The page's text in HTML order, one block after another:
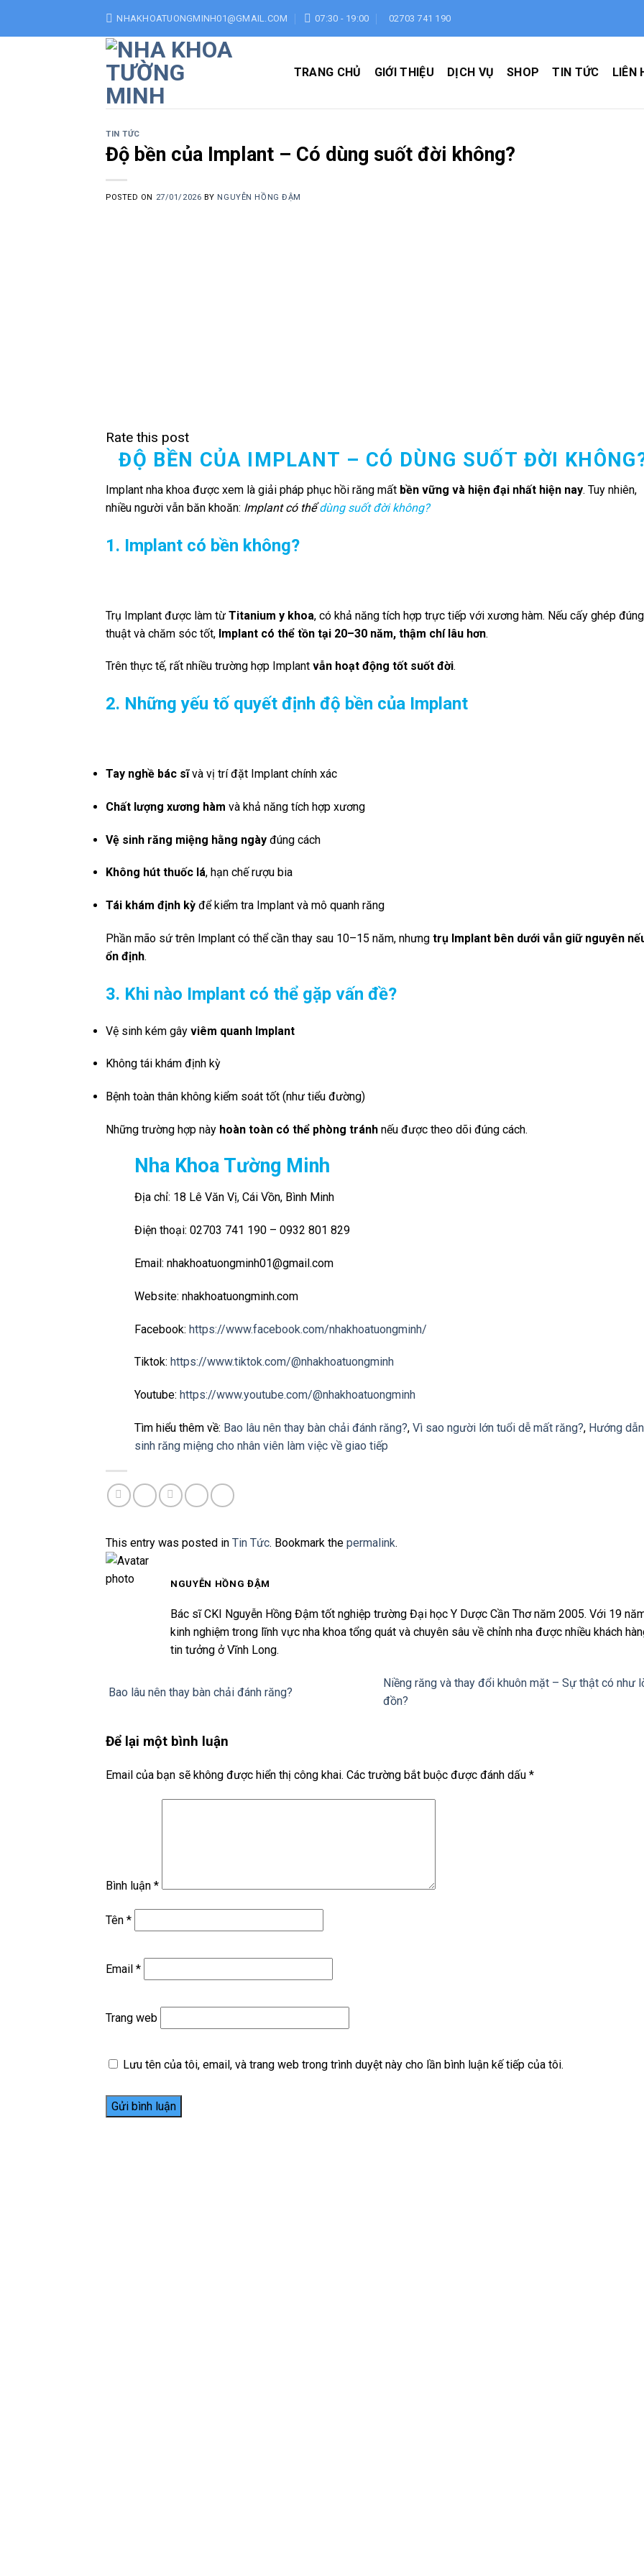
NHAKHOATUONGMINH01@GMAIL.COM 07:30 - 19:00 02703 741 190
TRANG CHỦ GIỚI THIỆU DỊCH VỤ SHOP TIN TỨC LIÊN
TIN TỨC
Độ bền của Implant – Có dùng suốt đời không?
POSTED ON 27/01/2026 BY NGUYỄN HỒNG ĐẬM
Rate this post
ĐỘ BỀN CỦA IMPLANT – CÓ DÙNG SUỐT ĐỜI
Implant nha khoa được xem là giải pháp phục hồi răng mất bền vững và hiện đại nhất hiện nay. Tuy nhiên,
nhiều người vẫn băn khoăn: Implant có thểdùng suốt đời không?
1. Implant có bền không?
Trụ Implant được làm từ Titanium y khoa, có khả năng tích hợp trực tiếp với xương hàm. Nếu cấy ghép
thuật và chăm sóc tốt, Implant có thể tồn tại 20–30 năm, thậm chí lâu hơn.
Trên thực tế, rất nhiều trường hợp Implant vẫn hoạt động tốt suốt đời.
2. Những yếu tố quyết định độ bền của Implant
Tay nghề bác sĩvà vị trí đặt Implant chính xác
Chất lượng xương hàm và khả năng tích hợp xương
Vệ sinh răng miệng hằng ngày đúng cách
Không hút thuốc lá, hạn chế rượu bia
Tái khám định kỳ để kiểm tra Implant và mô quanh răng
Phần mão sứ trên Implant có thể cần thay sau 10–15 năm, nhưng trụ Implant bên dưới vẫn giữ nguyên
ổn định.
3. Khi nào Implant có thể gặp vấn đề?
Vệ sinh kém gây viêm quanh Implant
Không tái khám định kỳ
Bệnh toàn thân không kiểm soát tốt (như tiểu đường)
Những trường hợp này hoàn toàn có thể phòng tránh nếu được theo dõi đúng cách.
Nha Khoa Tường Minh
Địa chỉ: 18 Lê Văn Vị, Cái Vồn, Bình Minh
Điện thoại: 02703 741 190 – 0932 801 829
Email: nhakhoatuongminh01@gmail.com
Website: nhakhoatuongminh.com
Facebook: https://www.facebook.com/nhakhoatuongminh/
Tiktok: https://www.tiktok.com/@nhakhoatuongminh
Youtube: https://www.youtube.com/@nhakhoatuongminh
Tìm hiểu thêm về: Bao lâu nên thay bàn chải đánh răng?, Vì sao người lớn tuổi dễ mất răng?, Hướng
sinh răng miệng cho nhân viên làm việc về giao tiếp
This entry was posted in Tin Tức. Bookmark the permalink.
NGUYỄN HỒNG ĐẬM
Bác sĩ CKI Nguyễn Hồng Đậm tốt nghiệp trường Đại học Y Dược Cần Thơ năm 2005. Với 19
kinh nghiệm trong lĩnh vực nha khoa tổng quát và chuyên sâu về chỉnh nha được nhiều khách
tin tưởng ở Vĩnh Long.
Bao lâu nên thay bàn chải đánh răng?
Niềng răng và thay đổi khuôn mặt – Sự thật có như
đồn?
Để lại một bình luận
Email của bạn sẽ không được hiển thị công khai. Các trường bắt buộc được đánh dấu *
Bình luận *
Tên *
Email *
Trang web
Lưu tên của tôi, email, và trang web trong trình duyệt này cho lần bình luận kế tiếp của tôi.